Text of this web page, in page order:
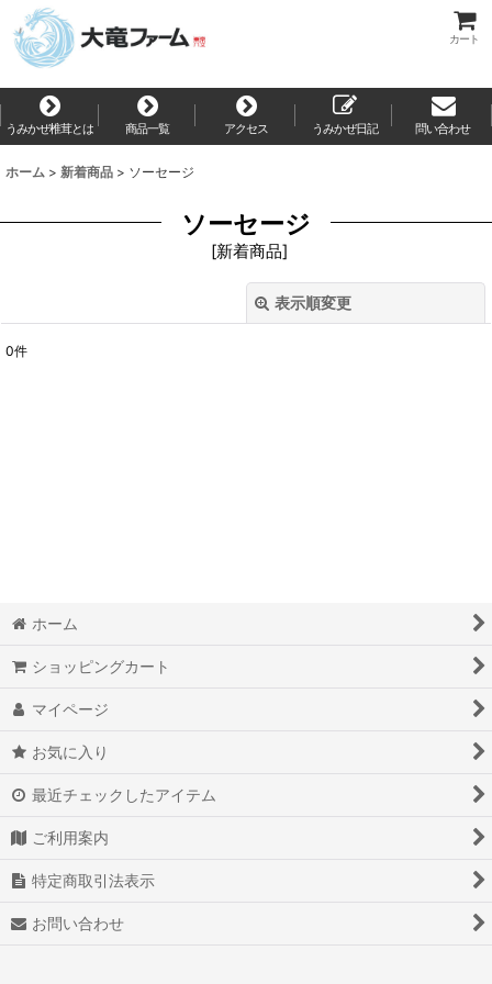
カート
うみかぜ椎茸とは 商品一覧 アクセス うみかぜ日記 問い合わせ
ホーム > 新着商品 > ソーセージ
ソーセージ
[新着商品]
表示順変更
0件
ホーム
ショッピングカート
マイページ
お気に入り
最近チェックしたアイテム
ご利用案内
特定商取引法表示
お問い合わせ